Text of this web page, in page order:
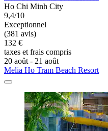
Ho Chi Minh City
9,4/10
Exceptionnel
(381 avis)
132 €
taxes et frais compris
20 août - 21 août
Melia Ho Tram Beach Resort